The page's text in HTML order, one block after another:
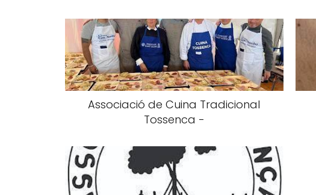
Associació de Cuina Tradicional
Tossenca -